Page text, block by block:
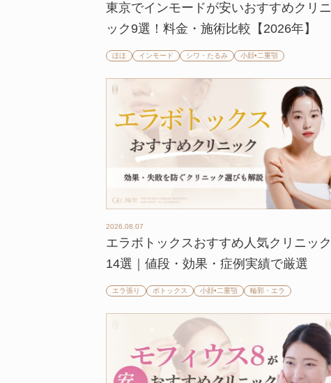
東京でインモードが安いおすすめクリニ
ック9選！料金・施術比較【2026年】
ほほ インモード シワ・たるみ 小顔•二重顎
2026.08.07
エラボトックスおすすめ人気クリニック
14選｜値段・効果・症例実績で厳選
エラ張り ボトックス 小顔•二重顎 輪郭・エラ